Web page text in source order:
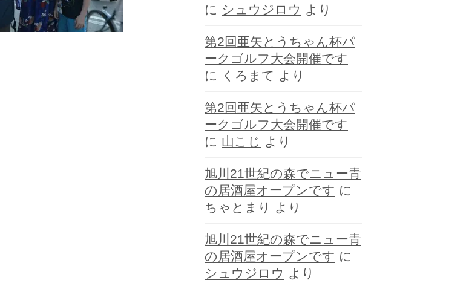
に シュウジロウ より
第2回亜矢とうちゃん杯パ
ークゴルフ大会開催です
に
くろまて より
第2回亜矢とうちゃん杯パ
ークゴルフ大会開催です
に 山こじ より
旭川21世紀の森でニュー青
の居酒屋オープンです に
ちゃとまり
より
旭川21世紀の森でニュー青
の居酒屋オープンです に
シュウジロウ より